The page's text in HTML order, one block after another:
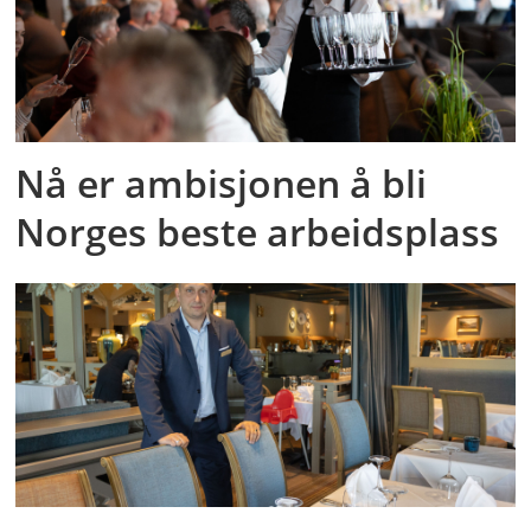
Nå er ambisjonen å bli
Norges beste arbeidsplass